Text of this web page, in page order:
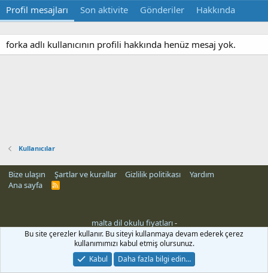
Profil mesajları Son aktivite Gönderiler Hakkında
forka adlı kullanıcının profili hakkında henüz mesaj yok.
Kullanıcılar
Bize ulaşın Şartlar ve kurallar Gizlilik politikası
Yardım
Ana sayfa
R
malta dil okulu fiyatları-
Bu site çerezler kullanır. Bu siteyi kullanmaya devam ederek çerez
kullanımımızı kabul etmiş olursunuz.
Kabul
Daha fazla bilgi edin…